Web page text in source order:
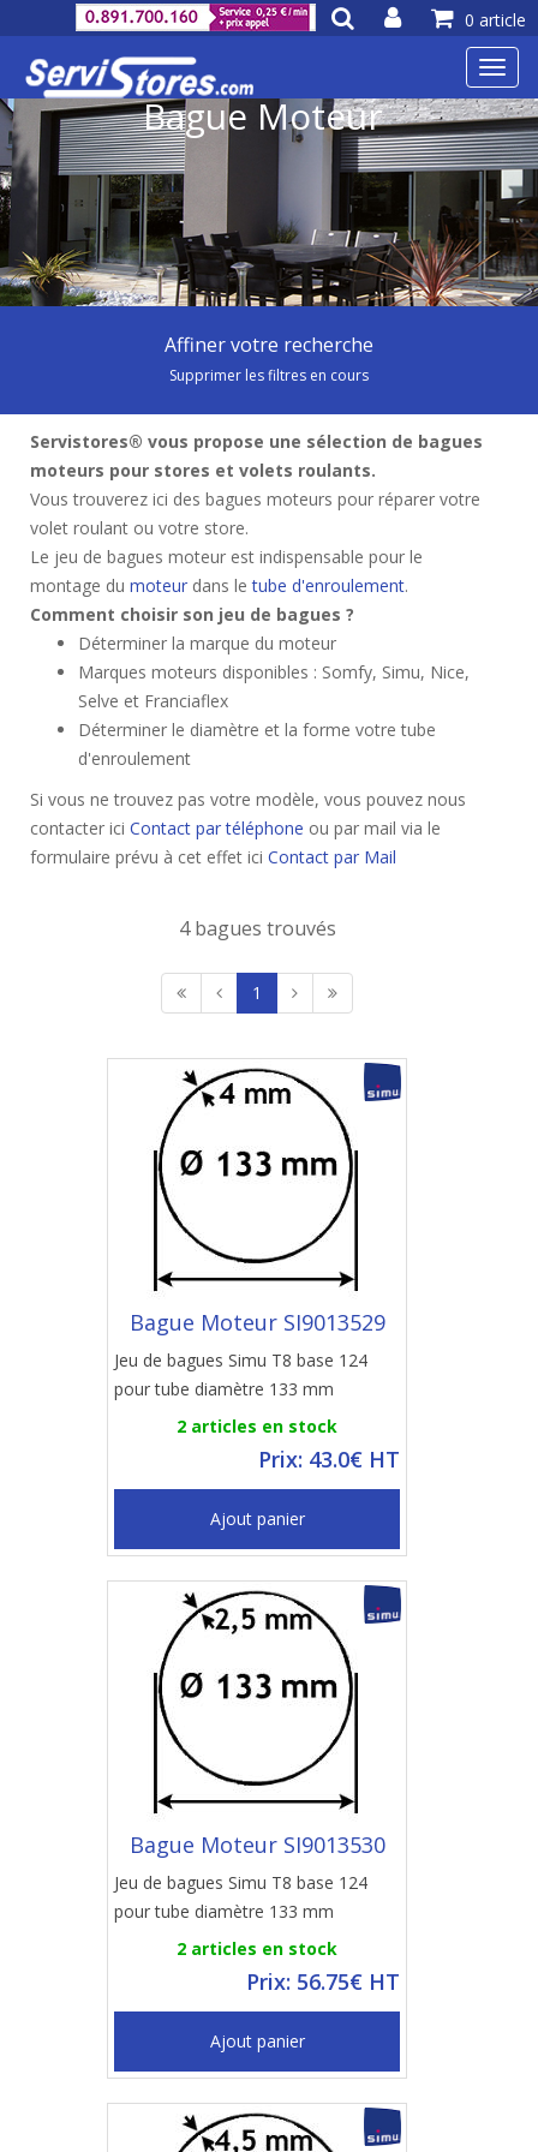
0 article
Bague Moteur
Affiner votre recherche
Supprimer les filtres en cours
Servistores® vous propose une sélection de bagues
moteurs pour stores et volets roulants.
Vous trouverez ici des bagues moteurs pour réparer votre
volet roulant ou votre store.
Le jeu de bagues moteur est indispensable pour le
montage du moteur dans letube d'enroulement.
Comment choisir son jeu de bagues ?
Déterminer la marque du moteur
Marques moteurs disponibles : Somfy, Simu, Nice,
Selve et Franciaflex
Déterminer le diamètre et la forme votre tube
d'enroulement
Si vous ne trouvez pas votre modèle, vous pouvez nous
contacter ici Contact par téléphone ou par mail via le
formulaire prévu à cet effet ici Contact par Mail
4 bagues trouvés
1
Bague Moteur SI9013529
Jeu de bagues Simu T8 base 124
pour tube diamètre 133 mm
2 articles en stock
Prix: 43.0€ HT
Ajout panier
Bague Moteur SI9013530
Jeu de bagues Simu T8 base 124
pour tube diamètre 133 mm
2 articles en stock
Prix: 56.75€ HT
Ajout panier